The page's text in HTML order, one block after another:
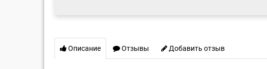
Описание Отзывы Добавить отзыв